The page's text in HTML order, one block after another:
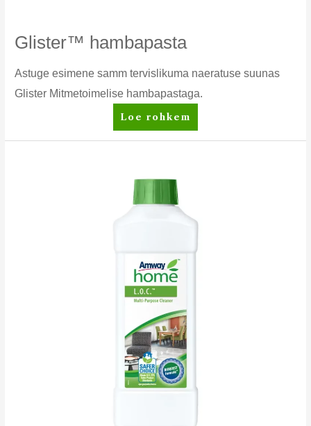
Glister™ hambapasta
Astuge esimene samm tervislikuma naeratuse suunas
Glister Mitmetoimelise hambapastaga.
Glister™
hambapasta
Loe rohkem